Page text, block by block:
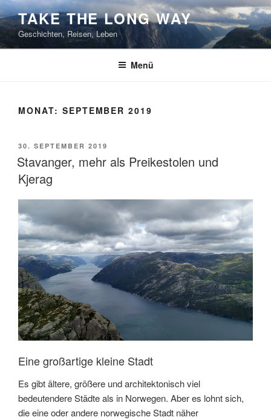
Zum
Inhalt
springen
TAKE THE LONG WAY
Geschichten, Reisen, Leben
Menü
MONAT: SEPTEMBER 2019
VERÖFFENTLICHT
AM
30. SEPTEMBER 2019
Stavanger, mehr als Preikestolen und
Kjerag
Eine großartige kleine Stadt
Es gibt ältere, größere und architektonisch viel
bedeutendere Städte als in Norwegen. Aber es lohnt sich,
die eine oder andere norwegische Stadt näher